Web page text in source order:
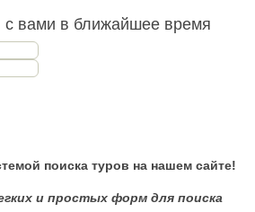
вами в ближайшее время
поиска туров на нашем сайте!
и простых форм для поиска